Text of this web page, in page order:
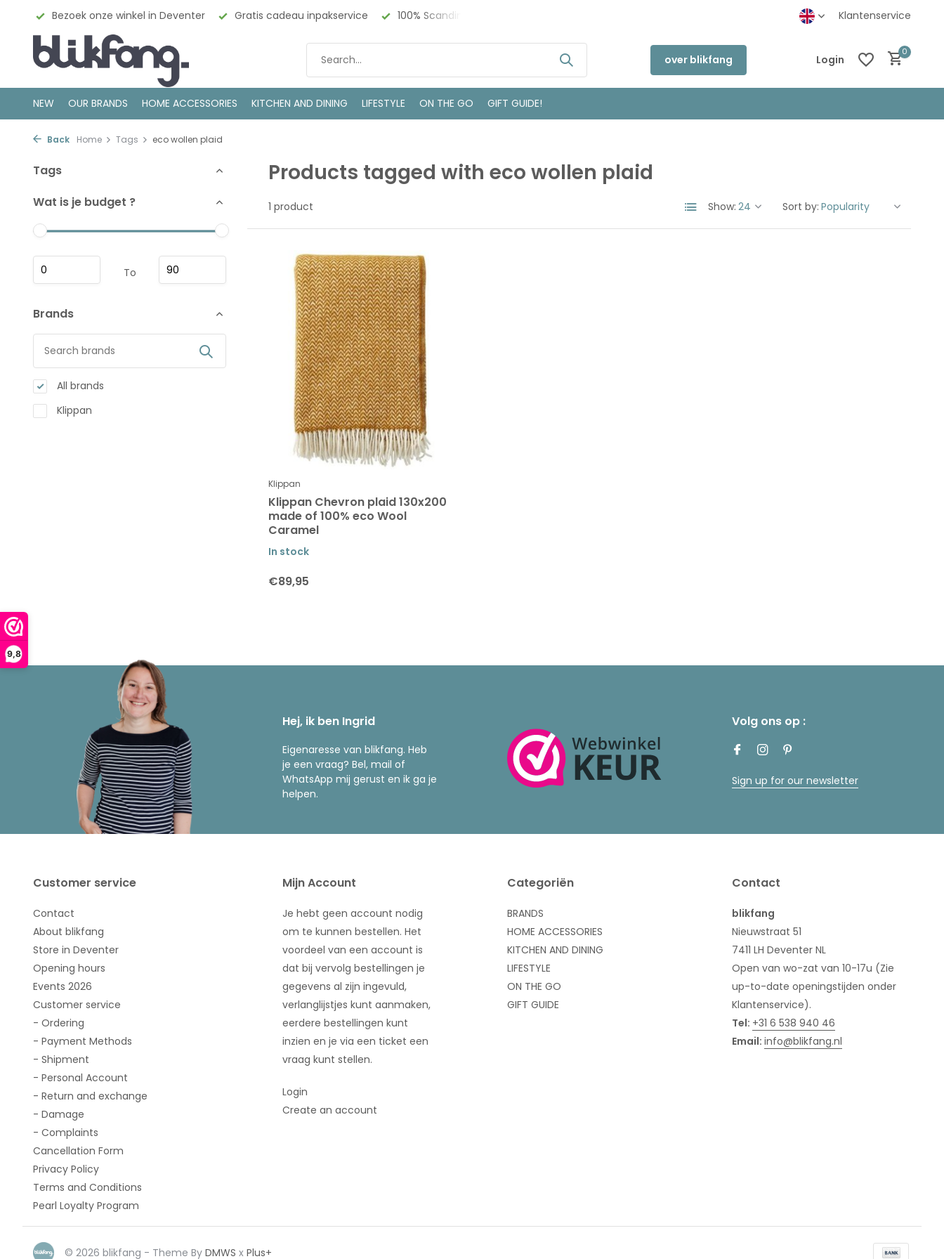
9,8
Bezoek onze winkel in Deventer Gratis cadeau inpakservice 100% Scandinavisch Design Klantenservice
over blikfang Login
0
NEW OUR BRANDS HOME ACCESSORIES KITCHEN AND DINING LIFESTYLE ON THE GO GIFT GUIDE!
Back Home Tags eco wollen plaid
Tags
Wat is je budget ?
To
Brands
All brands
Klippan
Products tagged with eco wollen plaid
1 product Show: Sort by:
Klippan
Klippan Chevron plaid 130x200
made of 100% eco Wool
Caramel
In stock
€89,95
Hej, ik ben Ingrid
Eigenaresse van blikfang. Heb
je een vraag? Bel, mail of
WhatsApp mij gerust en ik ga je
helpen.
Volg ons op :
Sign up for our newsletter
Customer service
Contact
About blikfang
Store in Deventer
Opening hours
Events 2026
Customer service
- Ordering
- Payment Methods
- Shipment
- Personal Account
- Return and exchange
- Damage
- Complaints
Cancellation Form
Privacy Policy
Terms and Conditions
Pearl Loyalty Program
Mijn Account
Je hebt geen account nodig
om te kunnen bestellen. Het
voordeel van een account is
dat bij vervolg bestellingen je
gegevens al zijn ingevuld,
verlanglijstjes kunt aanmaken,
eerdere bestellingen kunt
inzien en je via een ticket een
vraag kunt stellen.
Login
Create an account
Categoriën
BRANDS
HOME ACCESSORIES
KITCHEN AND DINING
LIFESTYLE
ON THE GO
GIFT GUIDE
Contact
blikfang
Nieuwstraat 51
7411 LH Deventer NL
Open van wo-zat van 10-17u (Zie
up-to-date openingstijden onder
Klantenservice).
Tel: +31 6 538 940 46
Email: info@blikfang.nl
© 2026 blikfang - Theme By DMWS x Plus+